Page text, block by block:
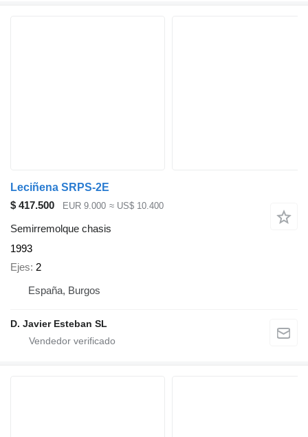
Leciñena SRPS-2E
$ 417.500
EUR 9.000 ≈ US$ 10.400
Semirremolque chasis
1993
Ejes 2
España, Burgos
D. Javier Esteban SL